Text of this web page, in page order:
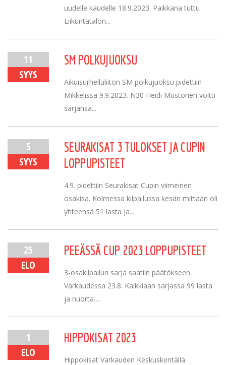
uudelle kaudelle 18.9.2023. Paikkana tuttu
Liikuntatalon...
11
SYYS
SM POLKUJUOKSU
Aikuisurheiluliiton SM polkujuoksu pidettiin
Mikkelissä 9.9.2023. N30 Heidi Mustonen voitti
sarjansa...
5
SYYS
SEURAKISAT 3 TULOKSET JA CUPIN
LOPPUPISTEET
4.9. pidettiin Seurakisat Cupin viimeinen
osakisa. Kolmessa kilpailussa kesän mittaan oli
yhteensä 51 lasta ja...
25
ELO
PEEÄSSÄ CUP 2023 LOPPUPISTEET
3-osakilpailun sarja saatiin päätökseen
Varkaudessa 23.8. Kaikkiaan sarjassa 99 lasta
ja nuorta....
1
ELO
HIPPOKISAT 2023
Hippokisat Varkauden Keskuskentällä